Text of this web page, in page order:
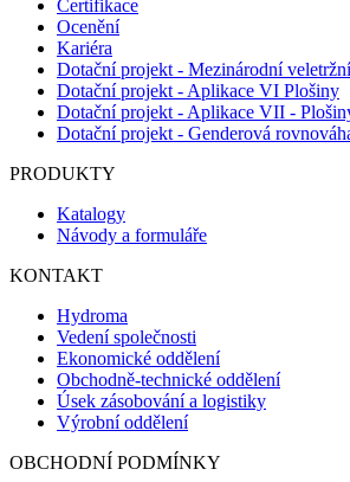
Certifikace
Ocenění
Kariéra
Dotační projekt - Mezinárodní
Dotační projekt - Aplikace VI Plošiny
Dotační projekt - Aplikace VII -
Dotační projekt - Genderová
PRODUKTY
Katalogy
Návody a formuláře
KONTAKT
Hydroma
Vedení společnosti
Ekonomické oddělení
Obchodně-technické oddělení
Úsek zásobování a logistiky
Výrobní oddělení
OBCHODNÍ PODMÍNKY